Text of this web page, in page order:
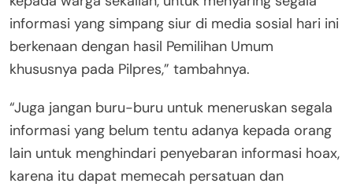
informasi yang simpang siur di media sosial hari ini
berkenaan dengan hasil Pemilihan Umum
khususnya pada Pilpres,” tambahnya.
“Juga jangan buru-buru untuk meneruskan segala
informasi yang belum tentu adanya kepada orang
lain untuk menghindari penyebaran informasi hoax,
karena itu dapat memecah persatuan dan